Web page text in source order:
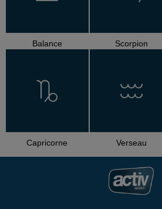
Balance Scorpion
Capricorne Verseau